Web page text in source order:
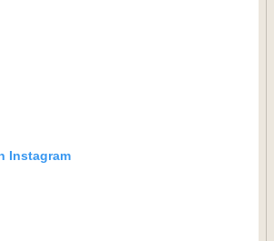
Instagram